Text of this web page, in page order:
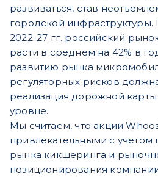
развиваться, став
городской
2022-27 гг. российский
расти в среднем на 42% в
развитию рынка
регуляторных рисков
реализация дорожной
уровне.
Мы считаем, что акции
привлекательными с учетом
рынка кикшеринга и
позиционирования